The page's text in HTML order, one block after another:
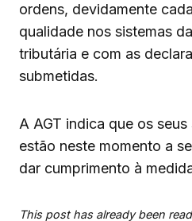
ordens, devidamente
qualidade nos sistemas
tributária e com as
submetidas.
A AGT indica que os
estão neste momento a
dar cumprimento à
This post has already been